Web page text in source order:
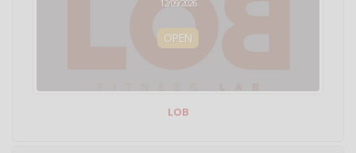
12/09/2026
OPEN
LOB